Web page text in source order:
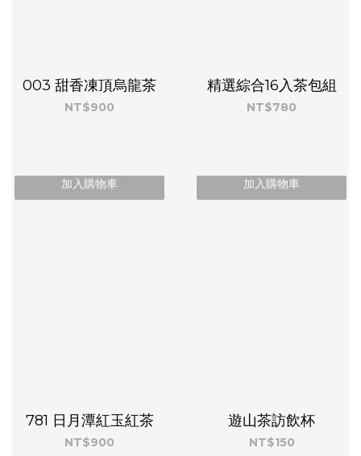
003 甜香凍頂烏龍茶
NT$900
加入購物車
精選綜合16入茶包組
NT$780
加入購物車
781 日月潭紅玉紅茶
NT$900
遊山茶訪飲杯
NT$150